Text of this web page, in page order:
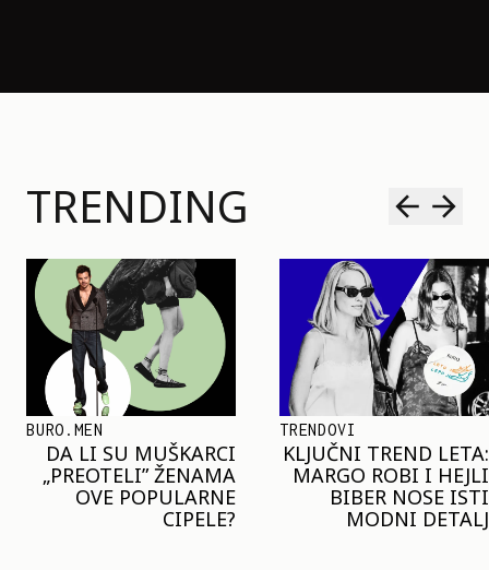
TRENDING
TRENDOVI
KLJUČNI TREND LETA:
MARGO ROBI I HEJLI
BIBER NOSE ISTI
MODNI DETALJ
SHOPPING
JOŠ JE RANO ZA JAKNE
– ALI U RESERVED JE
STIGAO MODEL KOJI
ĆE BITI VELIKI TREND